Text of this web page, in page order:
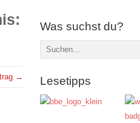
→
Was suchst du?
Lesetipps